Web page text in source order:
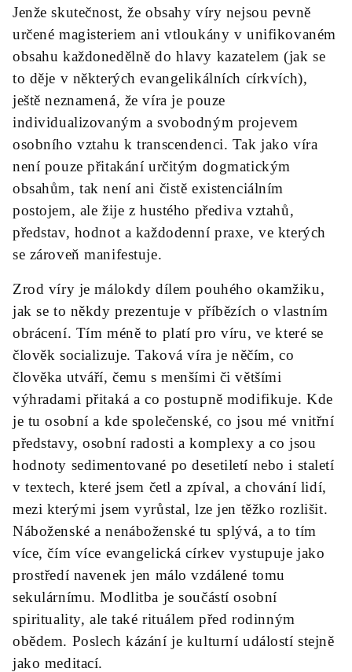
Jenže skutečnost, že obsahy víry nejsou pevně
určené magisteriem ani vtloukány v unifikovaném
obsahu každonedělně do hlavy kazatelem (jak se
to děje v některých evangelikálních církvích),
ještě neznamená, že víra je pouze
individualizovaným a svobodným projevem
osobního vztahu k transcendenci. Tak jako víra
není pouze přitakání určitým dogmatickým
obsahům, tak není ani čistě existenciálním
postojem, ale žije z hustého přediva vztahů,
představ, hodnot a každodenní praxe, ve kterých
se zároveň manifestuje.
Zrod víry je málokdy dílem pouhého okamžiku,
jak se to někdy prezentuje v příbězích o vlastním
obrácení. Tím méně to platí pro víru, ve které se
člověk socializuje. Taková víra je něčím, co
člověka utváří, čemu s menšími či většími
výhradami přitaká a co postupně modifikuje. Kde
je tu osobní a kde společenské, co jsou mé vnitřní
představy, osobní radosti a komplexy a co jsou
hodnoty sedimentované po desetiletí nebo i staletí
v textech, které jsem četl a zpíval, a chování lidí,
mezi kterými jsem vyrůstal, lze jen těžko rozlišit.
Náboženské a nenáboženské tu splývá, a to tím
více, čím více evangelická církev vystupuje jako
prostředí navenek jen málo vzdálené tomu
sekulárnímu. Modlitba je součástí osobní
spirituality, ale také rituálem před rodinným
obědem. Poslech kázání je kulturní událostí stejně
jako meditací.